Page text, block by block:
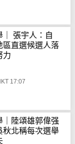
｜ 張宇人：自
區直選候選人落
力
17:07
｜陸頌雄郭偉强
北稱每次選舉